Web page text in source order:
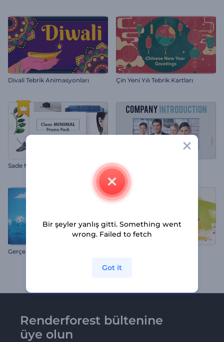
Divali Tebrik Animasyonları Çin Yeni Yılı Tebrik Kartları
Sade Minimal Tanıtım Paketi Şirket Tanıtımı
Gerçekçi Paskalya Tavşanı İntro
Renderforest bültenine
üye olun
Bir şeyler yanlış gitti. Something went
wrong. Failed to fetch
Got it